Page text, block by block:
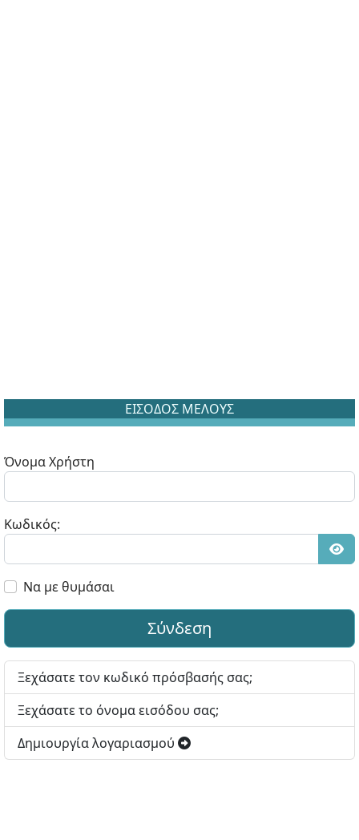
ΕΙΣΟΔΟΣ ΜΕΛΟΥΣ
Όνομα Χρήστη
Κωδικός:
Να με θυμάσαι
Σύνδεση
Ξεχάσατε τον κωδικό πρόσβασής σας;
Ξεχάσατε το όνομα εισόδου σας;
Δημιουργία λογαριασμού